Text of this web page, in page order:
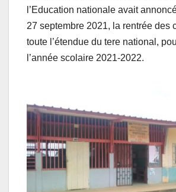
l’Education nationale avait
27 septembre 2021, la rentrée des
toute l’étendue du tere national,
l’année scolaire 2021-2022.